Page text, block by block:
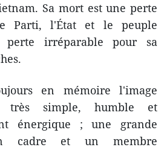
Sa mort est une perte
Parti, l'État et le peuple
perte irréparable pour sa
en mémoire l'image
très simple, humble et
énergique ; une grande
cadre et un membre